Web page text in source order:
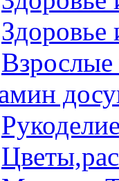
Здоровье
Рукоделие